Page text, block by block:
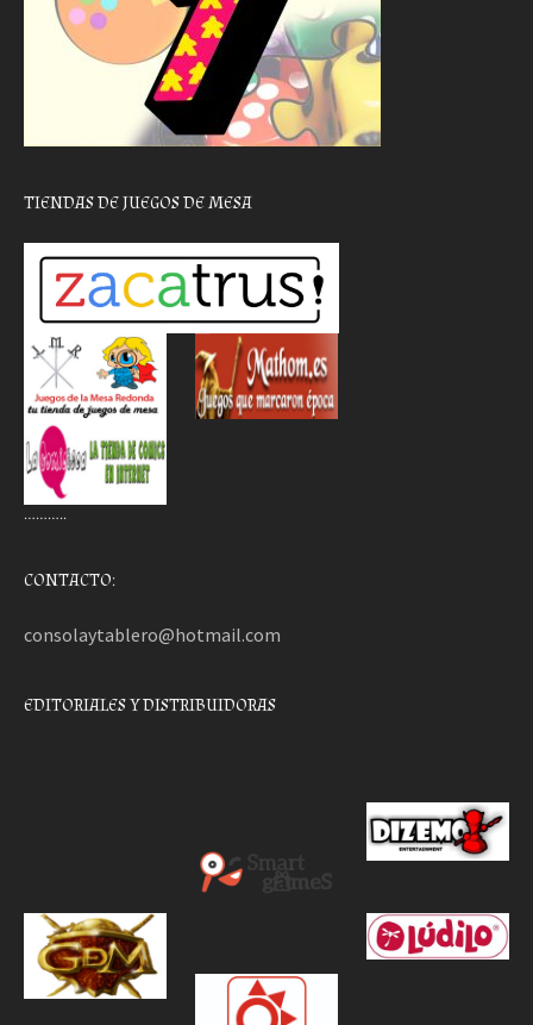
TIENDAS DE JUEGOS DE MESA
………..
CONTACTO:
consolaytablero@hotmail.com
EDITORIALES Y DISTRIBUIDORAS